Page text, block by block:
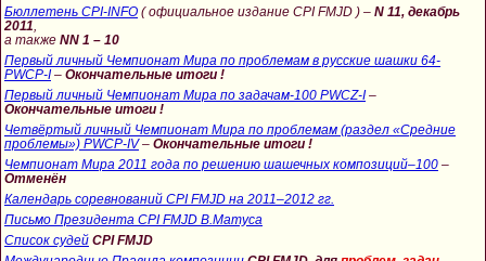
Бюллетень CPI-INFO ( официальное издание CPI FMJD ) – N 11, декабрь
2011,
а также NN 1 – 10
Первый личный Чемпионат Мира по проблемам в русские шашки 64-
PWCP-I– Окончательные итоги !
Первый личный Чемпионат Мира по задачам-100 PWCZ-I–
Окончательные итоги !
Четвёртый личный Чемпионат Мира по проблемам (раздел «Средние
проблемы») PWCP-IV– Окончательные итоги !
Чемпионат Мира 2011 года по решению шашечных композиций–100 –
Отменён
Календарь соревнований CPI FMJD на 2011–2012 гг.
Письмо Президента CPI FMJD В.Матуса
Список судей CPI FMJD